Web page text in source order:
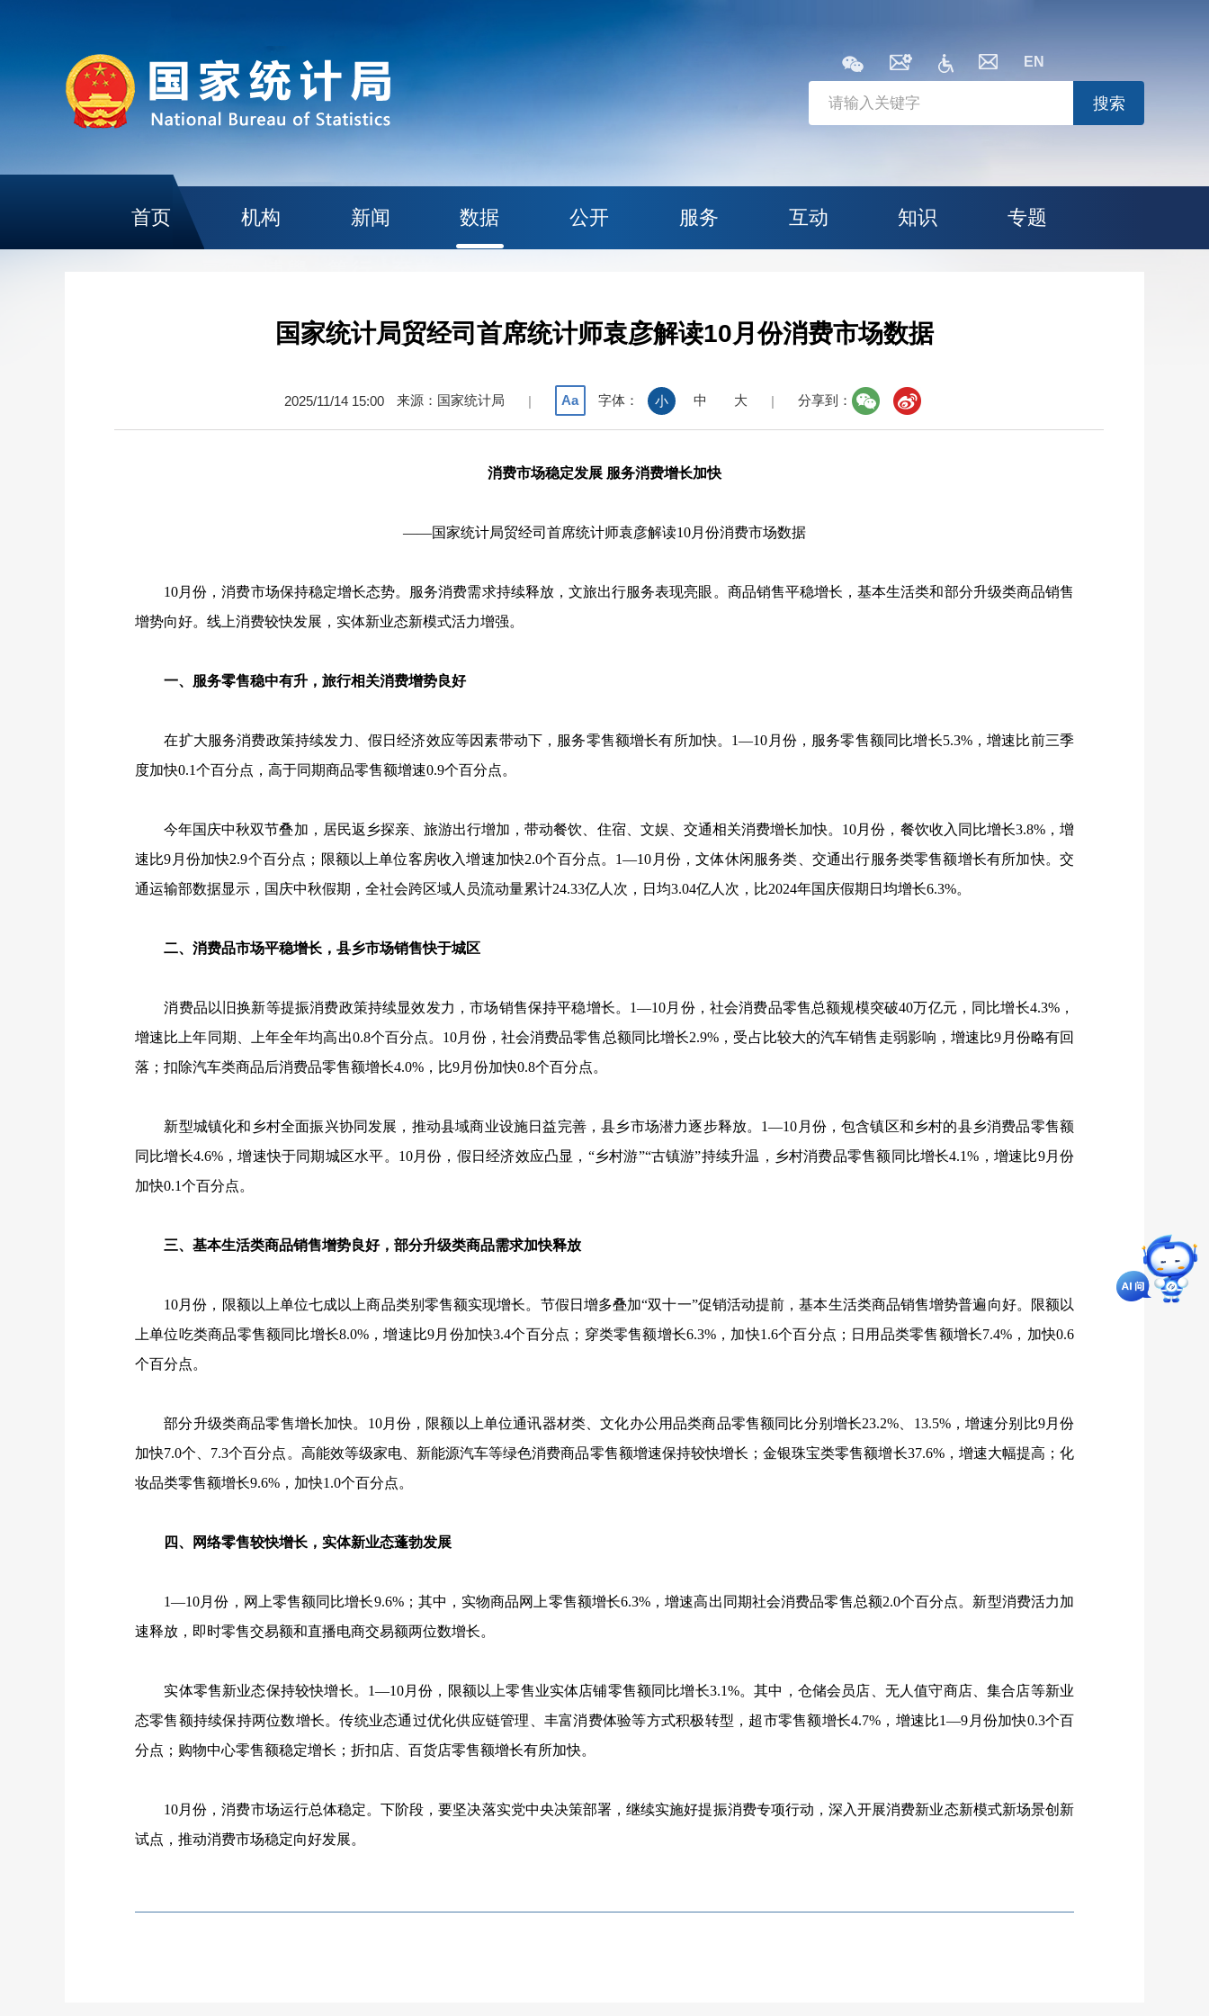
EN
搜索
首页 机构 新闻 数据 公开 服务 互动 知识 专题
国家统计局贸经司首席统计师袁彦解读10月份消费市场数据
2025/11/14 15:00 来源：国家统计局 | Aa 字体： 小 中 大 | 分享到：
消费市场稳定发展 服务消费增长加快
——国家统计局贸经司首席统计师袁彦解读10月份消费市场数据
10月份，消费市场保持稳定增长态势。服务消费需求持续释放，文旅出行服务表现亮眼。商品销售平稳增长，基本生活类和部分升级类商品销售
增势向好。线上消费较快发展，实体新业态新模式活力增强。
一、服务零售稳中有升，旅行相关消费增势良好
在扩大服务消费政策持续发力、假日经济效应等因素带动下，服务零售额增长有所加快。 1—10 月份，服务零售额同比增长5.3%，增速比前三季
度加快0.1个百分点，高于同期商品零售额增速0.9个百分点。
今年国庆中秋双节叠加，居民返乡探亲、旅游出行增加，带动餐饮、住宿、文娱、交通相关消费增长加快。 10月份，餐饮收入同比增长3.8%，增
速比9 月份加快2.9个百分点；限额以上单位客房收入增速加快2.0个百分点。 1—10 月份，文体休闲服务类、交通出行服务类零售额增长有所加快。交
通运输部数据显示，国庆中秋假期，全社会跨区域人员流动量累计24.33亿人次，日均3.04亿人次，比2024年国庆假期日均增长6.3%。
二、消费品市场平稳增长，县乡市场销售快于城区
消费品以旧换新等提振消费政策持续显效发力，市场销售保持平稳增长。 1—10月份，社会消费品零售总额规模突破40万亿元，同比增长4.3%，
增速比上年同期、上年全年均高出0.8个百分点。 10月份，社会消费品零售总额同比增长2.9% ，受占比较大的汽车销售走弱影响，增速比9 月份略有回
落；扣除汽车类商品后消费品零售额增长4.0% ，比9月份加快0.8个百分点。
新型城镇化和乡村全面振兴协同发展，推动县域商业设施日益完善，县乡市场潜力逐步释放。 1—10 月份，包含镇区和乡村的县乡消费品零售额
同比增长4.6%，增速快于同期城区水平。 10月份，假日经济效应凸显，“乡村游”“古镇游”持续升温，乡村消费品零售额同比增长4.1% ，增速比9月份
加快0.1个百分点。
三、基本生活类商品销售增势良好，部分升级类商品需求加快释放
10月份，限额以上单位七成以上商品类别零售额实现增长。节假日增多叠加“双十一”促销活动提前，基本生活类商品销售增势普遍向好。限额以
上单位吃类商品零售额同比增长8.0% ，增速比9月份加快3.4个百分点；穿类零售额增长6.3% ，加快1.6个百分点；日用品类零售额增长7.4% ，加快0.6
个百分点。
部分升级类商品零售增长加快。 10月份，限额以上单位通讯器材类、文化办公用品类商品零售额同比分别增长23.2% 13.5%，增速分别比9月份
加快7.0个、 7.3个百分点。高能效等级家电、新能源汽车等绿色消费商品零售额增速保持较快增长；金银珠宝类零售额增长37.6%，增速大幅提高；化
妆品类零售额增长9.6% ，加快1.0个百分点。
四、网络零售较快增长，实体新业态蓬勃发展
1—10月份，网上零售额同比增长9.6%；其中，实物商品网上零售额增长6.3% ，增速高出同期社会消费品零售总额2.0个百分点。新型消费活力加
速释放，即时零售交易额和直播电商交易额两位数增长。
实体零售新业态保持较快增长。 1—10月份，限额以上零售业实体店铺零售额同比增长3.1%。其中，仓储会员店、无人值守商店、集合店等新业
态零售额持续保持两位数增长。传统业态通过优化供应链管理、丰富消费体验等方式积极转型，超市零售额增长4.7% ，增速比1—9 月份加快0.3个百
分点；购物中心零售额稳定增长；折扣店、百货店零售额增长有所加快。
10月份，消费市场运行总体稳定。下阶段，要坚决落实党中央决策部署，继续实施好提振消费专项行动，深入开展消费新业态新模式新场景创新
试点，推动消费市场稳定向好发展。